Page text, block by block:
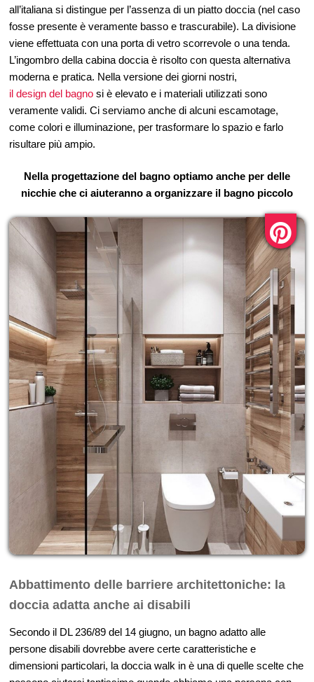
all’italiana si distingue per l’assenza di un piatto doccia (nel caso
fosse presente è veramente basso e trascurabile). La divisione
viene effettuata con una porta di vetro scorrevole o una tenda.
L’ingombro della cabina doccia è risolto con questa alternativa
moderna e pratica. Nella versione dei giorni nostri,
il design del bagno si è elevato e i materiali utilizzati sono
veramente validi. Ci serviamo anche di alcuni escamotage,
come colori e illuminazione, per trasformare lo spazio e farlo
risultare più ampio.
Nella progettazione del bagno optiamo anche per delle
nicchie che ci aiuteranno a organizzare il bagno piccolo
Abbattimento delle barriere architettoniche: la
doccia adatta anche ai disabili
Secondo il DL 236/89 del 14 giugno, un bagno adatto alle
persone disabili dovrebbe avere certe caratteristiche e
dimensioni particolari, la doccia walk in è una di quelle scelte che